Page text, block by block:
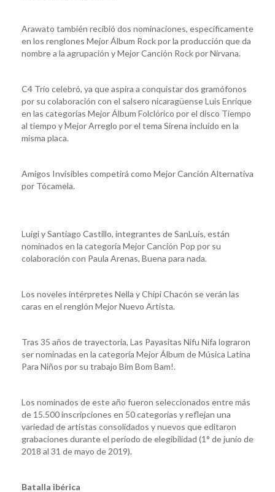
Arawato también recibió dos nominaciones, específicamente
en los renglones Mejor Álbum Rock por la producción que da
nombre a la agrupación y Mejor Canción Rock por Nirvana.
C4 Trío celebró, ya que aspira a conquistar dos gramófonos
por su colaboración con el salsero nicaragüense Luis Enrique
en las categorías Mejor Álbum Folclórico por el disco Tiempo
al tiempo y Mejor Arreglo por el tema Sirena incluido en la
misma placa.
Amigos Invisibles competirá como Mejor Canción Alternativa
por Tócamela.
Luigi y Santiago Castillo, integrantes de SanLuis, están
nominados en la categoría Mejor Canción Pop por su
colaboración con Paula Arenas, Buena para nada.
Los noveles intérpretes Nella y Chipi Chacón se verán las
caras en el renglón Mejor Nuevo Artista.
Tras 35 años de trayectoria, Las Payasitas Nifu Nifa lograron
ser nominadas en la categoría Mejor Álbum de Música Latina
Para Niños por su trabajo Bim Bom Bam!.
Los nominados de este año fueron seleccionados entre más
de 15.500 inscripciones en 50 categorías y reflejan una
variedad de artistas consolidados y nuevos que editaron
grabaciones durante el período de elegibilidad (1° de junio de
2018 al 31 de mayo de 2019).
Batalla ibérica